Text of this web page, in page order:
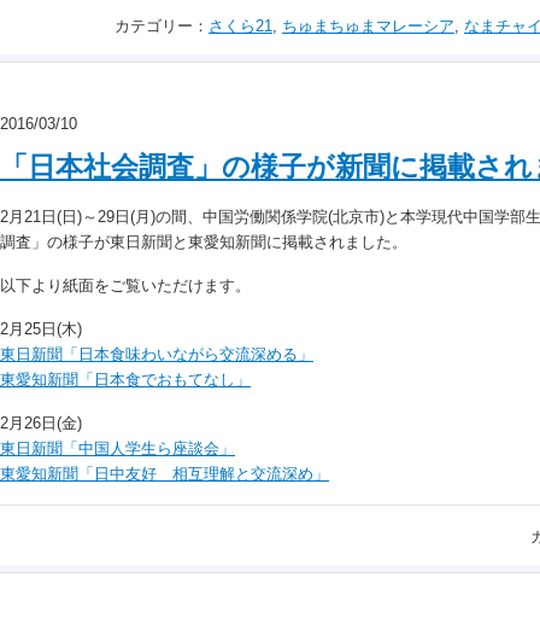
カテゴリー： さくら21, ちゅまちゅまマレーシア, なまチャ
2016/03/10
「日本社会調査」の様子が新聞に掲載さ
2月21日(日)～29日(月)の間、中国労働関係学院(北京市)と本学現代中国学部
調査」の様子が東日新聞と東愛知新聞に掲載されました。
以下より紙面をご覧いただけます。
2月25日(木)
東日新聞「日本食味わいながら交流深める」
東愛知新聞「日本食でおもてなし」
2月26日(金)
東日新聞「中国人学生ら座談会」
東愛知新聞「日中友好 相互理解と交流深め」